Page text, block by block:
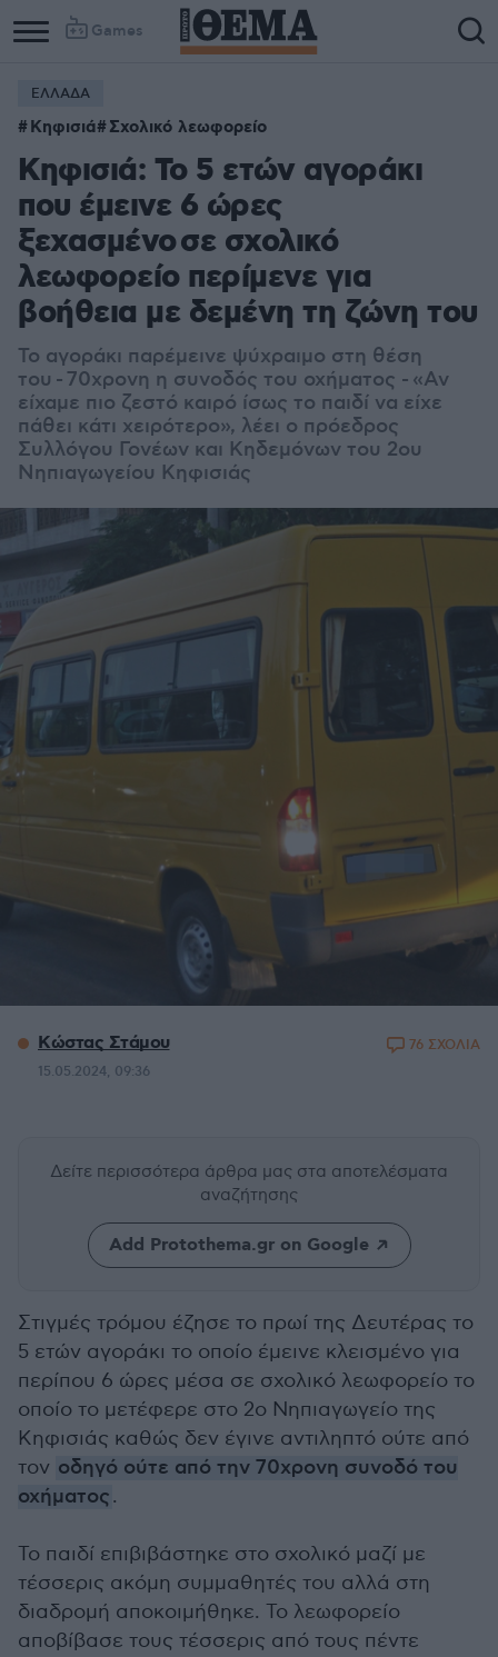
Games
ΕΛΛΑΔΑ
Κηφισιά Σχολικό λεωφορείο
Κηφισιά: Το 5 ετών αγοράκι
που έμεινε 6 ώρες
ξεχασμένο σε σχολικό
λεωφορείο περίμενε για
βοήθεια με δεμένη τη ζώνη του
Το αγοράκι παρέμεινε ψύχραιμο στη θέση
του - 70χρονη η συνοδός του οχήματος - «Αν
είχαμε πιο ζεστό καιρό ίσως το παιδί να είχε
πάθει κάτι χειρότερο», λέει ο πρόεδρος
Συλλόγου Γονέων και Κηδεμόνων του 2ου
Νηπιαγωγείου Κηφισιάς
Κώστας Στάμου
15.05.2024, 09:36
76 ΣΧΟΛΙΑ
Δείτε περισσότερα άρθρα μας στα αποτελέσματα
αναζήτησης
Add Protothema.gr on Google
Στιγμές τρόμου έζησε το πρωί της Δευτέρας το
5 ετών αγοράκι το οποίο έμεινε κλεισμένο για
περίπου 6 ώρες μέσα σε σχολικό λεωφορείο το
οποίο το μετέφερε στο 2ο Νηπιαγωγείο της
Κηφισιάς καθώς δεν έγινε αντιληπτό ούτε από
τον οδηγό ούτε από την 70χρονη συνοδό του
οχήματος.
Το παιδί επιβιβάστηκε στο σχολικό μαζί με
τέσσερις ακόμη συμμαθητές του αλλά στη
διαδρομή αποκοιμήθηκε. Το λεωφορείο
αποβίβασε τους τέσσερις από τους πέντε